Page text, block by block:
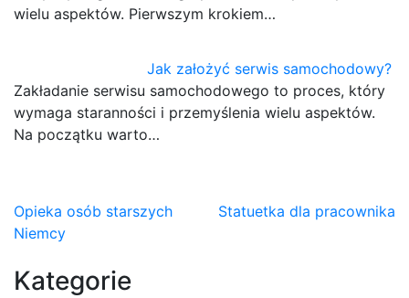
wielu aspektów. Pierwszym krokiem…
Jak założyć serwis samochodowy?
Zakładanie serwisu samochodowego to proces, który
wymaga staranności i przemyślenia wielu aspektów.
Na początku warto…
Nawigacja
wpisu
Opieka osób starszych
Niemcy
Statuetka dla pracownika
Kategorie